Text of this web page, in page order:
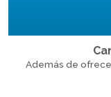
Además de